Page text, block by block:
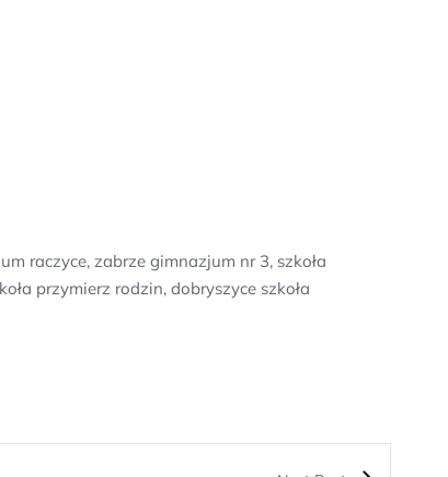
raczyce, zabrze gimnazjum nr 3, szkoła
przymierz rodzin, dobryszyce szkoła